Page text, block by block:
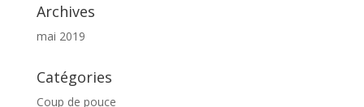
Archives
mai 2019
Catégories
Coup de pouce